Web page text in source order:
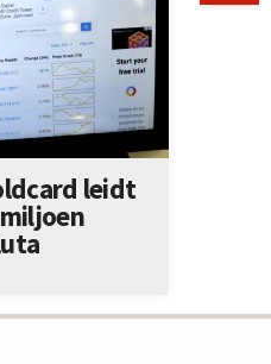
leidt